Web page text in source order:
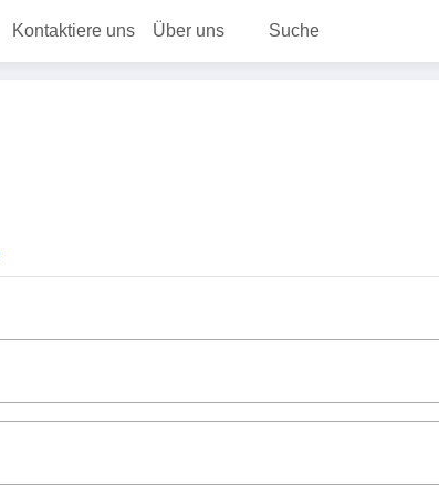
Kontaktiere uns Über uns Suche